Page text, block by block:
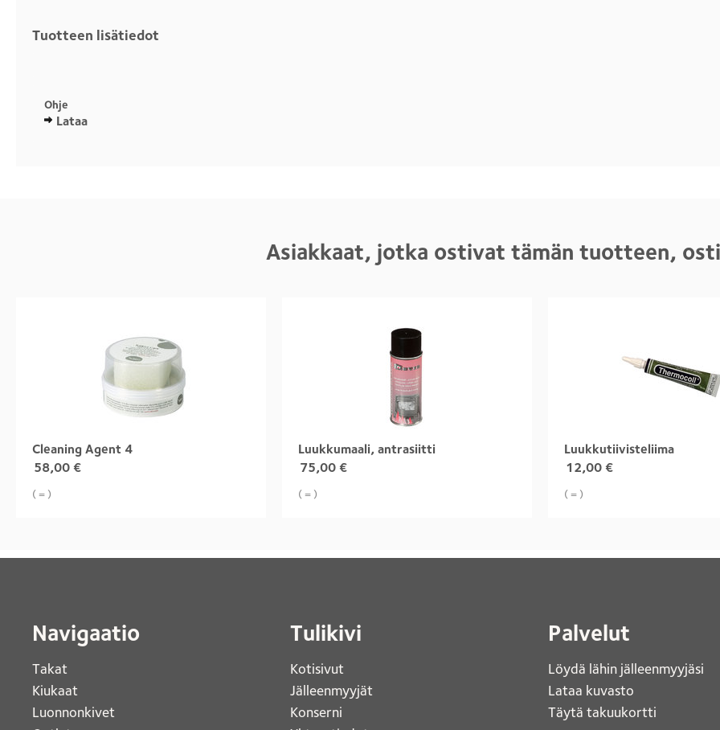
Tuotteen lisätiedot
Ohje
Lataa
Asiakkaat, jotka ostivat tämän tuotteen,
Cleaning Agent 4
58,00 €
( = )
Luukkumaali, antrasiitti
75,00 €
( = )
Luukkutiivisteliima
12,00 €
( = )
Navigaatio
Takat
Kiukaat
Luonnonkivet
Tulikivi
Kotisivut
Jälleenmyyjät
Konserni
Palvelut
Löydä lähin jälleenmyyjäsi
Lataa kuvasto
Täytä takuukortti